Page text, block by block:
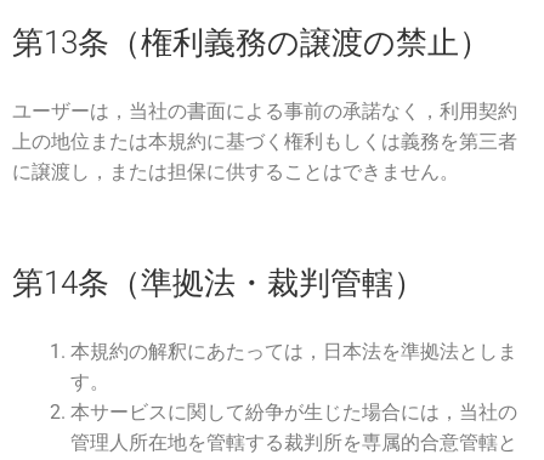
第13条（権利義務の譲渡の禁止）
ユーザーは，当社の書面による事前の承諾なく，利用契約
上の地位または本規約に基づく権利もしくは義務を第三者
に譲渡し，または担保に供することはできません。
第14条（準拠法・裁判管轄）
本規約の解釈にあたっては，日本法を準拠法としま
す。
本サービスに関して紛争が生じた場合には，当社の
管理人所在地を管轄する裁判所を専属的合意管轄と